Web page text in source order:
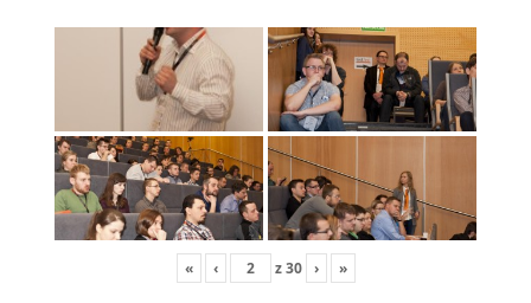
« ‹ z30 › »